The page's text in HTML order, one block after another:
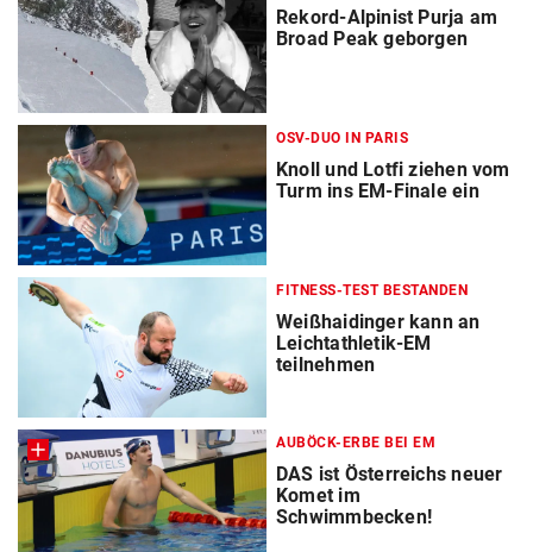
Rekord-Alpinist Purja am
Broad Peak geborgen
OSV-DUO IN PARIS
Knoll und Lotfi ziehen vom
Turm ins EM-Finale ein
FITNESS-TEST BESTANDEN
Weißhaidinger kann an
Leichtathletik-EM
teilnehmen
AUBÖCK-ERBE BEI EM
DAS ist Österreichs neuer
Komet im
Schwimmbecken!